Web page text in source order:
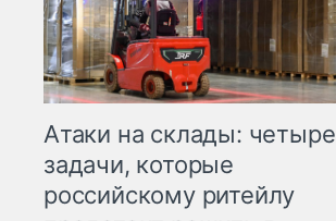
Атаки на склады: четыре
задачи, которые
российскому ритейлу